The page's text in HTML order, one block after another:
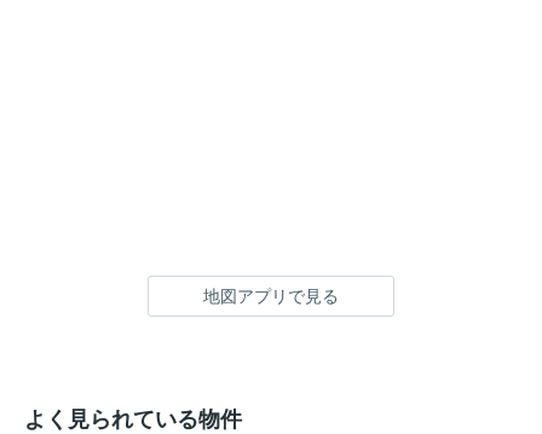
地図アプリで見る
よく見られている物件